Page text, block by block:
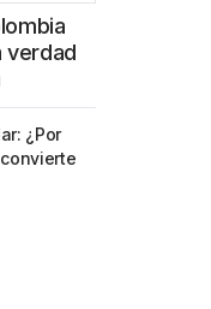
verdad
¿Por